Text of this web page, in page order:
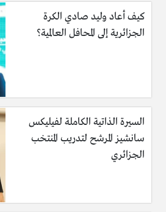
كيف أعاد وليد صادي الكرة
الجزائرية إلى المحافل العالمية؟
السيرة الذاتية الكاملة لفيليكس
سانشيز المرشح لتدريب المنتخب
الجزائري